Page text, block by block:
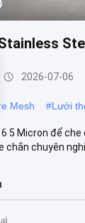
2026-07-06
Mesh #Lưới
5 Micron để
chuyên